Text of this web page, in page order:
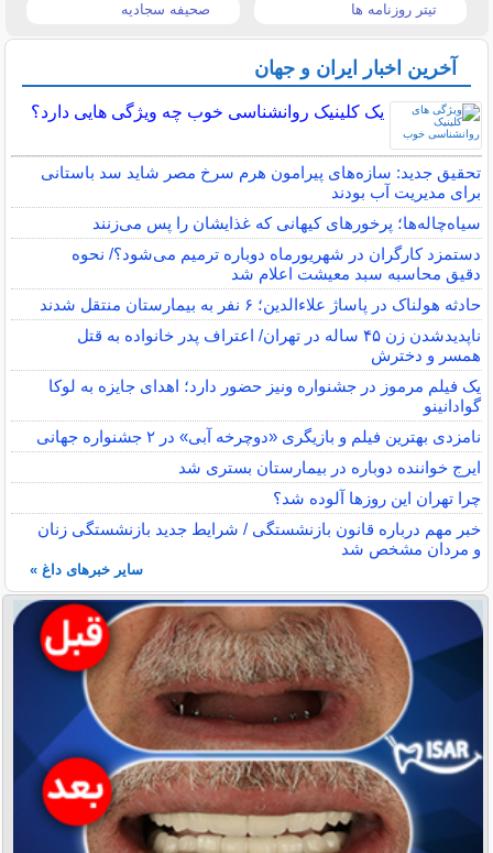
تیتر روزنامه ها صحیفه سجادیه
آخرین اخبار ایران و جهان
یک کلینیک روانشناسی خوب چه ویژگی هایی دارد؟
تحقیق جدید: سازه‌های پیرامون هرم سرخ مصر شاید سد باستانی
برای مدیریت آب بودند
سیاه‌چاله‌ها؛ پرخورهای کیهانی که غذایشان را پس می‌زنند
دستمزد کارگران در شهریورماه دوباره ترمیم می‌شود؟/ نحوه
دقیق محاسبه سبد معیشت اعلام شد
حادثه هولناک در پاساژ علاءالدین؛ ۶ نفر به بیمارستان منتقل شدند
ناپدیدشدن زن ۴۵ ساله در تهران/ اعتراف پدر خانواده به قتل
همسر و دخترش
یک فیلم مرموز در جشنواره ونیز حضور دارد؛ اهدای جایزه به لوکا
گوادانینو
نامزدی بهترین فیلم و بازیگری «دوچرخه آبی» در ۲ جشنواره جهانی
ایرج خواننده دوباره در بیمارستان بستری شد
چرا تهران این روزها آلوده شد؟
خبر مهم درباره قانون بازنشستگی / شرایط جدید بازنشستگی زنان
و مردان مشخص شد
سایر خبرهای داغ »